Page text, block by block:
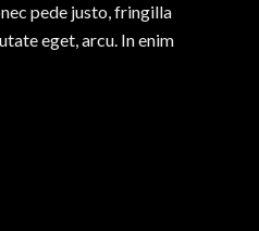
pede justo, fringilla
eget, arcu. In enim